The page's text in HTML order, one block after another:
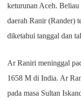
keturunan Aceh.
daerah Ranir (Rander)
diketahui tanggal dan
Ar Raniri meninggal
1658 M di India. Ar
pada masa Sultan